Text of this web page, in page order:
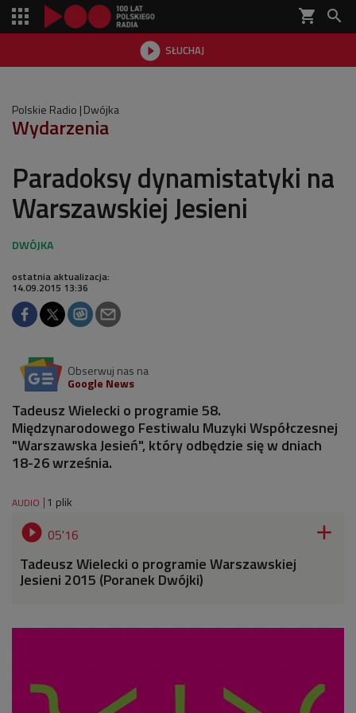
shopping_cart 
 SŁUCHAJ

Polskie Radio Dwójka
Wydarzenia
Paradoksy dynamistatyki na
Warszawskiej Jesieni
ostatnia aktualizacja:
14.09.2015 13:36
Obserwuj nas na
Google News
Tadeusz Wielecki o programie 58.
Międzynarodowego Festiwalu Muzyki Współczesnej
"Warszawska Jesień", który odbędzie się w dniach
18-26 września.
AUDIO 1 plik
 05'16 
Tadeusz Wielecki o programie Warszawskiej
Jesieni 2015 (Poranek Dwójki)